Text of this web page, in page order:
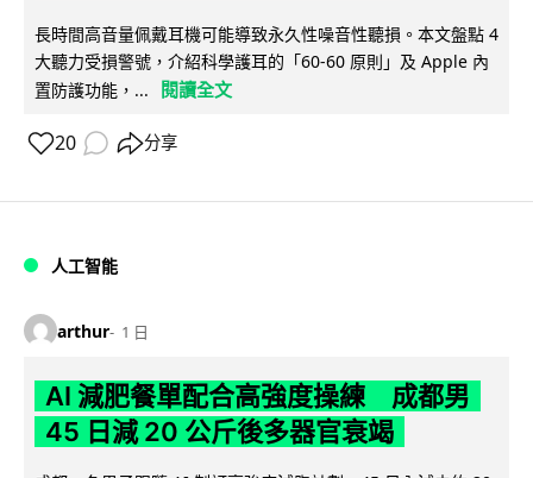
長時間高音量佩戴耳機可能導致永久性噪音性聽損。本文盤點 4
大聽力受損警號，介紹科學護耳的「60-60 原則」及 Apple 內
置防護功能，...
閱讀全文
20 分享
人工智能
arthur 1 日
AI 減肥餐單配合高強度操練 成都男
45 日減 20 公斤後多器官衰竭